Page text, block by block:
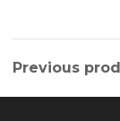
Previous